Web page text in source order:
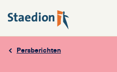
Persberichten